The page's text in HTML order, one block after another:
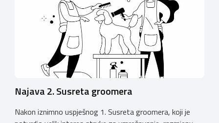
Najava 2. Susreta groomera
Nakon iznimno uspješnog 1. Susreta groomera, koji je